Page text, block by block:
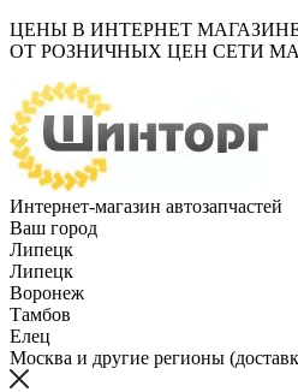
ЦЕНЫ В ИНТЕРНЕТ
ОТ РОЗНИЧНЫХ ЦЕН СЕТИ
Интернет-магазин автозапчастей
Ваш город
Липецк
Липецк
Воронеж
Тамбов
Елец
Москва и другие регионы